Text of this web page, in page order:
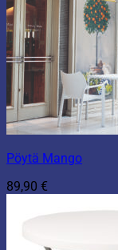
Pöytä Mango
89,90 €